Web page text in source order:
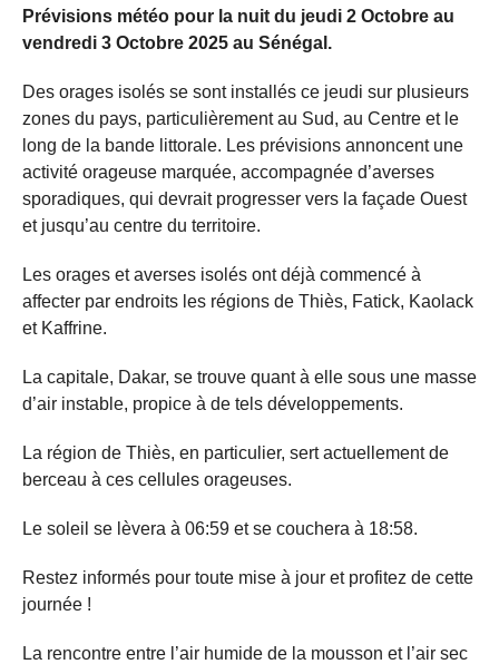
Prévisions météo pour la nuit du jeudi 2 Octobre au
vendredi 3 Octobre 2025 au Sénégal.
Des orages isolés se sont installés ce jeudi sur plusieurs
zones du pays, particulièrement au Sud, au Centre et le
long de la bande littorale. Les prévisions annoncent une
activité orageuse marquée, accompagnée d’averses
sporadiques, qui devrait progresser vers la façade Ouest
et jusqu’au centre du territoire.
Les orages et averses isolés ont déjà commencé à
affecter par endroits les régions de Thiès, Fatick, Kaolack
et Kaffrine.
La capitale, Dakar, se trouve quant à elle sous une masse
d’air instable, propice à de tels développements.
La région de Thiès, en particulier, sert actuellement de
berceau à ces cellules orageuses.
Le soleil se lèvera à 06:59 et se couchera à 18:58.
Restez informés pour toute mise à jour et profitez de cette
journée !
La rencontre entre l’air humide de la mousson et l’air sec